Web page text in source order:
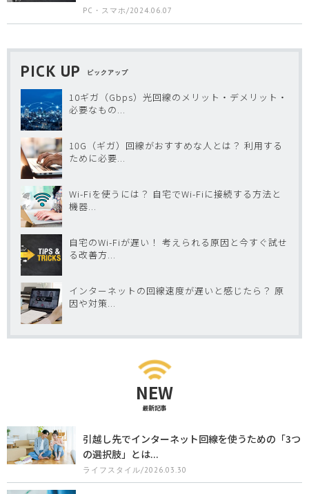
PC・スマホ/2024.06.07
PICK UP ピックアップ
10ギガ（Gbps）光回線のメリット・デメリット・
必要なもの...
10G（ギガ）回線がおすすめな人とは？ 利用する
ために必要...
Wi-Fiを使うには？ 自宅でWi-Fiに接続する方法と
機器...
自宅のWi-Fiが遅い！ 考えられる原因と今すぐ試せ
る改善方...
インターネットの回線速度が遅いと感じたら？ 原
因や対策...
NEW
最新記事
引越し先でインターネット回線を使うための「3つ
の選択肢」とは...
ライフスタイル/2026.03.30